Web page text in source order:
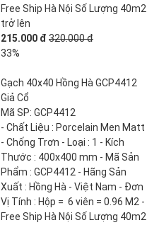
Free Ship Hà Nội Số Lượng 40m2
trở lên
215.000 đ 320.000 đ
33%
Gạch 40x40 Hồng Hà GCP4412
Giả Cổ
Mã SP: GCP4412
- Chất Liệu : Porcelain Men Matt
- Chống Trơn - Loại : 1 - Kích
Thước : 400x400 mm - Mã Sản
Phẩm : GCP4412 - Hãng Sản
Xuất : Hồng Hà - Việt Nam - Đơn
Vị Tính : Hộp = 6 viên = 0.96 M2 -
Free Ship Hà Nội Số Lượng 40m2